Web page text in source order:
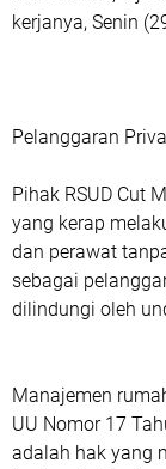
kerjanya, Senin
‎Pelanggaran
‎Pihak RSUD Cut
yang kerap
dan perawat
sebagai
dilindungi oleh
‎Manajemen
UU Nomor 17
adalah hak yang